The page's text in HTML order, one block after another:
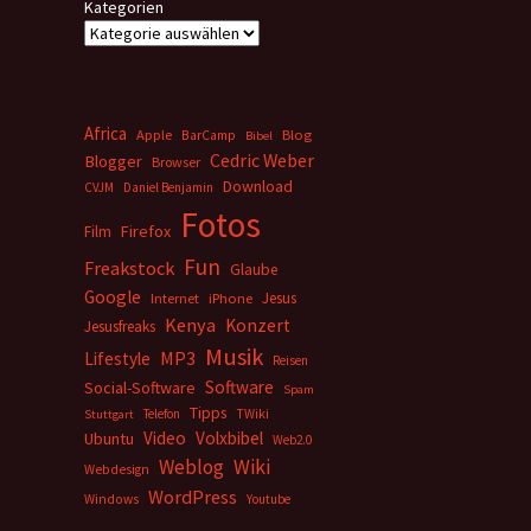
Kategorien
Africa Apple BarCamp Bibel Blog
Blogger Browser Cedric Weber
CVJM Daniel Benjamin Download
Film Firefox Fotos
Freakstock Fun Glaube
Google Internet iPhone Jesus
Jesusfreaks Kenya Konzert
Lifestyle MP3 Musik Reisen
Social-Software Software
Spam
Stuttgart
Telefon Tipps TWiki
Ubuntu Video Volxbibel Web2.0
Webdesign
Weblog Wiki
Windows WordPress Youtube